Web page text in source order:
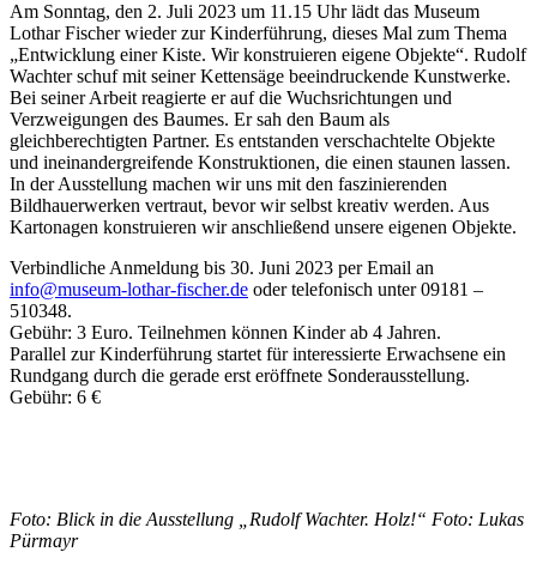
Am Sonntag, den 2. Juli 2023 um 11.15 Uhr lädt das Museum
Lothar Fischer wieder zur Kinderführung, dieses Mal zum Thema
„Entwicklung einer Kiste. Wir konstruieren eigene Objekte“. Rudolf
Wachter schuf mit seiner Kettensäge beeindruckende Kunstwerke.
Bei seiner Arbeit reagierte er auf die Wuchsrichtungen und
Verzweigungen des Baumes. Er sah den Baum als
gleichberechtigten Partner. Es entstanden verschachtelte Objekte
und ineinandergreifende Konstruktionen, die einen staunen lassen.
In der Ausstellung machen wir uns mit den faszinierenden
Bildhauerwerken vertraut, bevor wir selbst kreativ werden. Aus
Kartonagen konstruieren wir anschließend unsere eigenen Objekte.
Verbindliche Anmeldung bis 30. Juni 2023 per Email an
info@museum-lothar-fischer.de oder telefonisch unter 09181 –
510348.
Gebühr: 3 Euro. Teilnehmen können Kinder ab 4 Jahren.
Parallel zur Kinderführung startet für interessierte Erwachsene ein
Rundgang durch die gerade erst eröffnete Sonderausstellung.
Gebühr: 6 €
Foto: Blick in die Ausstellung „Rudolf Wachter. Holz!“ Foto: Lukas
Pürmayr